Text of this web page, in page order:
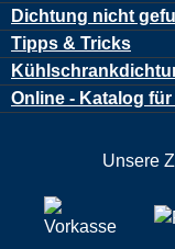
Dichtung nicht
Tipps & Tricks
Online - Katalog
Unsere